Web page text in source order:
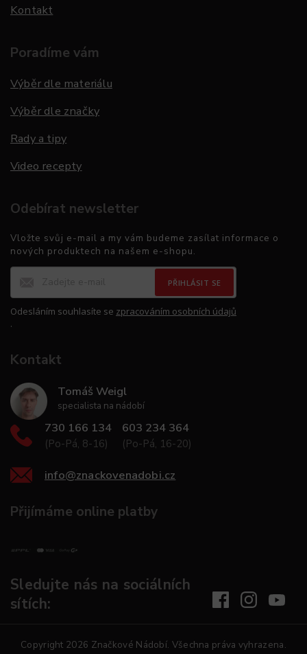
Kontakt
Poradíme vám
Výběr dle materiálu
Výběr dle značky
Rady a tipy
Video recepty
Odebírat newsletter
Vložte svůj e-mail a my vám budeme zasílat informace o
nových produktech na našem e-shopu.
PŘIHLÁSIT SE
Odesláním souhlasíte se zpracováním osobních údajů
.
Kontakt
Tomáš Weigl
specialista na nádobí
730 166 134
(Po-Pá, 8-16)
603 234 364
(Po-Pá, 16-20)
info@znackovenadobi.cz
Přijímáme online platby
Sledujte nás na sociálních
sítích:
Copyright 2026 Značkové Nádobí. Všechna práva vyhrazena.